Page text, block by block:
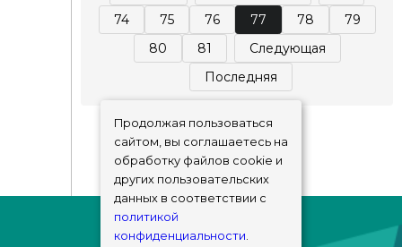
74
75 76 77 78
79
80
81
Следующая
Последняя
Продолжая пользоваться
сайтом, вы соглашаетесь на
обработку файлов cookie и
других пользовательских
данных в соответствии с
политикой
конфиденциальности.